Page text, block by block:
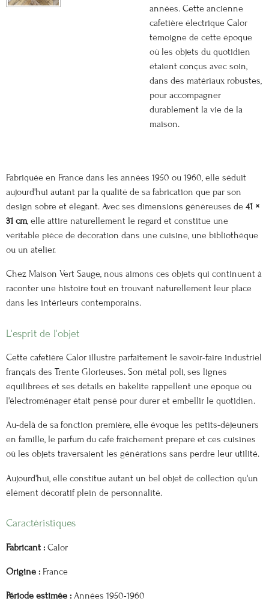
années. Cette ancienne
cafetière électrique Calor
témoigne de cette époque
où les objets du quotidien
étaient conçus avec soin,
dans des matériaux robustes,
pour accompagner
durablement la vie de la
maison.
Fabriquée en France dans les années 1950 ou 1960, elle séduit
aujourd'hui autant par la qualité de sa fabrication que par son
design sobre et élégant. Avec ses dimensions généreuses de 41 ×
31 cm, elle attire naturellement le regard et constitue une
véritable pièce de décoration dans une cuisine, une bibliothèque
ou un atelier.
Chez Maison Vert Sauge, nous aimons ces objets qui continuent à
raconter une histoire tout en trouvant naturellement leur place
dans les intérieurs contemporains.
L'esprit de l'objet
Cette cafetière Calor illustre parfaitement le savoir-faire industriel
français des Trente Glorieuses. Son métal poli, ses lignes
équilibrées et ses détails en bakélite rappellent une époque où
l'électroménager était pensé pour durer et embellir le quotidien.
Au-delà de sa fonction première, elle évoque les petits-déjeuners
en famille, le parfum du café fraîchement préparé et ces cuisines
où les objets traversaient les générations sans perdre leur utilité.
Aujourd'hui, elle constitue autant un bel objet de collection qu'un
élément décoratif plein de personnalité.
Caractéristiques
Fabricant : Calor
Origine : France
Période estimée : Années 1950-1960